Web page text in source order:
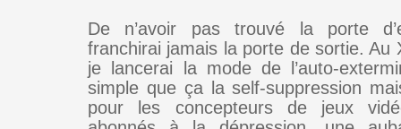
De n’avoir pas trouvé la porte
franchirai jamais la porte de sortie. Au
je lancerai la mode de l’auto-
simple que ça la self-suppression
pour les concepteurs de jeux